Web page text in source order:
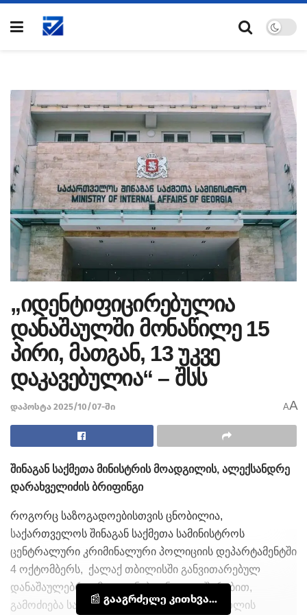
„იდენტიფიცირებულია
დანაშაულში მონაწილე 15
პირი, მათგან, 13 უკვე
დაკავებულია“ – შსს
დაპოსტა 2025/10/07-ში AA
შინაგან საქმეთა მინისტრის მოადგილის, ალექსანდრე
დარახველიძის ბრიფინგი
როგორც საზოგადოებისთვის ცნობილია,
საქართველოს შინაგან საქმეთა სამინისტროს
ცენტრალური კრიმინალური პოლიციის დეპარტამენტში
4 ოქტომბერს, ქალაქ თბილისში განვითარებულ
დანაშაულებრივ მოვლენებთან დაკავშირებით,
გამოძიება საქართველოს სისხლის სამართლის
📰 გააგრძელე კითხვა...